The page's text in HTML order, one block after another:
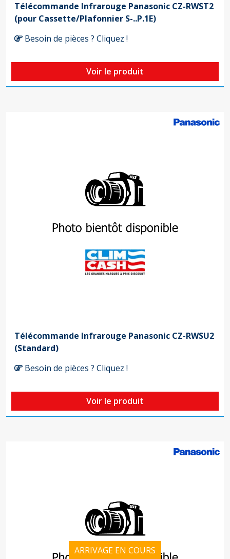
Télécommande Infrarouge Panasonic CZ-RWST2
(pour Cassette/Plafonnier S-..P.1E)
Besoin de pièces ? Cliquez !
Voir le produit
Télécommande Infrarouge Panasonic CZ-RWSU2
(Standard)
Besoin de pièces ? Cliquez !
Voir le produit
ARRIVAGE EN COURS